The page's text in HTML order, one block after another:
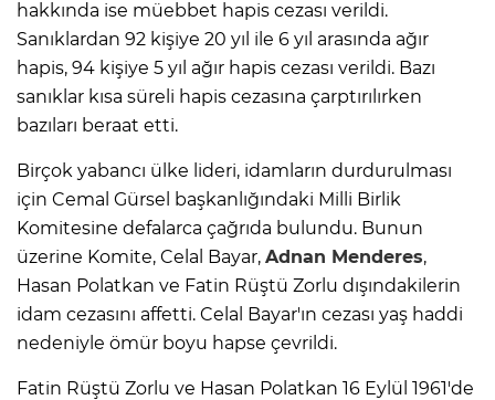
hakkında ise müebbet hapis cezası verildi.
Sanıklardan 92 kişiye 20 yıl ile 6 yıl arasında ağır
hapis, 94 kişiye 5 yıl ağır hapis cezası verildi. Bazı
sanıklar kısa süreli hapis cezasına çarptırılırken
bazıları beraat etti.
Birçok yabancı ülke lideri, idamların durdurulması
için Cemal Gürsel başkanlığındaki Milli Birlik
Komitesine defalarca çağrıda bulundu. Bunun
üzerine Komite, Celal Bayar, Adnan Menderes,
Hasan Polatkan ve Fatin Rüştü Zorlu dışındakilerin
idam cezasını affetti. Celal Bayar'ın cezası yaş haddi
nedeniyle ömür boyu hapse çevrildi.
Fatin Rüştü Zorlu ve Hasan Polatkan 16 Eylül 1961'de